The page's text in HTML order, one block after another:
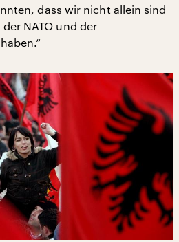
dass wir nicht allein sind
NATO und der